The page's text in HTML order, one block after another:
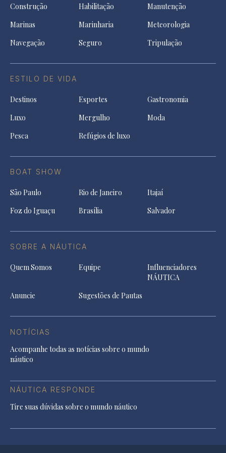
Construção Habilitação
Manutenção
Marinas
Marinharia
Meteorologia
Navegação
Seguro Tripulação
ESTILO DE VIDA
Destinos Esportes
Gastronomia
Luxo
Mergulho
Moda
Pesca
Refúgios de luxo
BOAT SHOW
São Paulo Rio de Janeiro
Itajaí
Foz do Iguaçu
Brasília Salvador
SOBRE A NÁUTICA
Quem Somos Equipe
Influenciadores
NÁUTICA
Anuncie
Sugestões de Pautas
NOTÍCIAS
Acompanhe todas as notícias sobre o mundo
náutico
NÁUTICA RESPONDE
Tire suas dúvidas sobre o mundo náutico